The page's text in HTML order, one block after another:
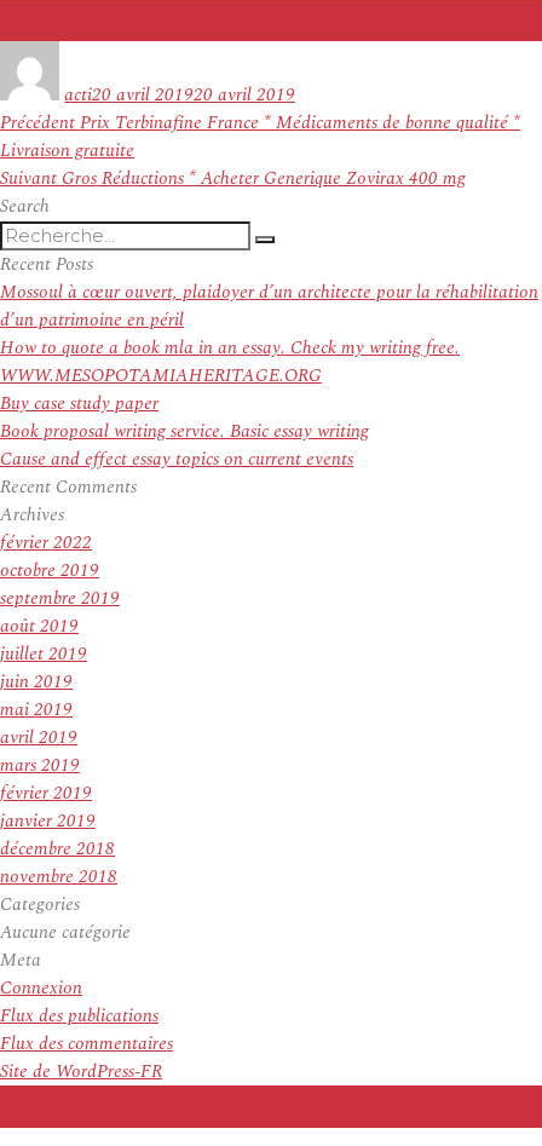
actile
20 avril 201920 avril 2019
Navigation
de
l’article
PrécédentArticle
précédent :
Prix Terbinafine France * Médicaments de bonne qualité *
Livraison gratuite
Suivant Article
Gros Réductions * Acheter Generique Zovirax 400 mg
Search
Recherche
pour
:
Recherche
Recent Posts
Mossoul à cœur ouvert, plaidoyer d’un architecte pour la réhabilitation
d’un patrimoine en péril
How to quote a book mla in an essay. Check my writing free.
WWW.MESOPOTAMIAHERITAGE.ORG
Buy case study paper
Book proposal writing service. Basic essay writing
Cause and effect essay topics on current events
Recent Comments
Archives
février 2022
octobre 2019
septembre 2019
août 2019
juillet 2019
juin 2019
mai 2019
avril 2019
mars 2019
février 2019
janvier 2019
décembre 2018
novembre 2018
Categories
Aucune catégorie
Meta
Connexion
Flux des publications
Flux des commentaires
Site de WordPress-FR